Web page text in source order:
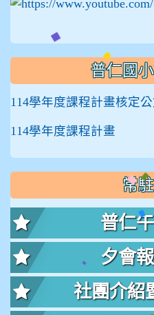
普仁國
114學年度課程計畫核定
114學年度課程計畫
常
普仁
夕會
社團介紹